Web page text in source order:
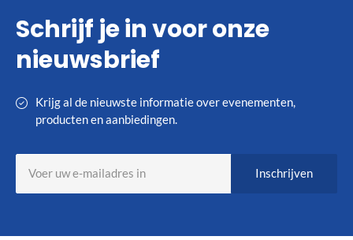
Schrijf je in voor onze
nieuwsbrief
Krijg al de nieuwste informatie over evenementen,
producten en aanbiedingen.
op
Inschrijven